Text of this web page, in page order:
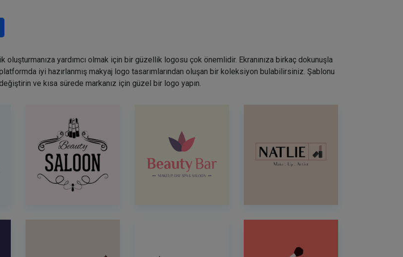
oluşturmanıza yardımcı olmak için bir güzellik logosu çok önemlidir. Ekranınıza birkaç dokunuşla
iyi hazırlanmış makyaj logo tasarımlarından oluşan bir koleksiyon bulabilirsiniz. Şablonu
ve kısa sürede markanız için güzel bir logo yapın.